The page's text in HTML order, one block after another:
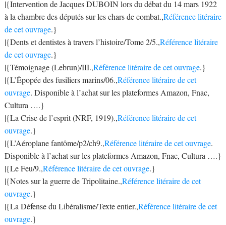
|{Intervention de Jacques DUBOIN lors du débat du 14 mars 1922
à la chambre des députés sur les chars de combat.,Référence litéraire
de cet ouvrage.}
|{Dents et dentistes à travers l’histoire/Tome 2/5.,Référence litéraire
de cet ouvrage.}
|{Témoignage (Lebrun)/III.,Référence litéraire de cet ouvrage.}
|{L’Épopée des fusiliers marins/06.,Référence litéraire de cet
ouvrage. Disponible à l’achat sur les plateformes Amazon, Fnac,
Cultura ….}
|{La Crise de l’esprit (NRF, 1919).,Référence litéraire de cet
ouvrage.}
|{L’Aéroplane fantôme/p2/ch9.,Référence litéraire de cet ouvrage.
Disponible à l’achat sur les plateformes Amazon, Fnac, Cultura ….}
|{Le Feu/9.,Référence litéraire de cet ouvrage.}
|{Notes sur la guerre de Tripolitaine.,Référence litéraire de cet
ouvrage.}
|{La Défense du Libéralisme/Texte entier.,Référence litéraire de cet
ouvrage.}